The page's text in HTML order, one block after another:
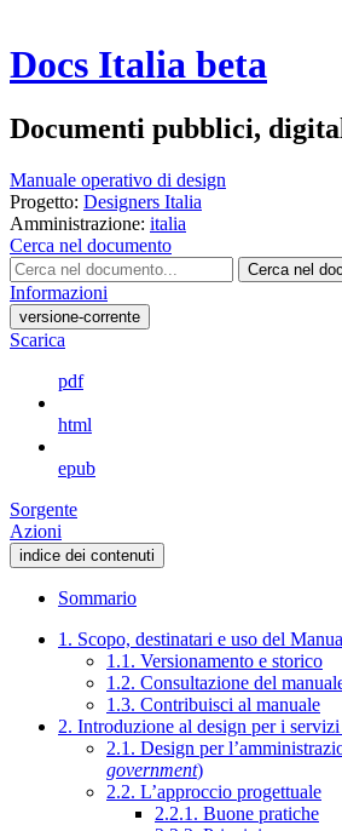
Docs Italia beta
Documenti pubblici,
Manuale operativo di design
Progetto: Designers Italia
Amministrazione: italia
Cerca nel documento
Cerca nel
Informazioni
versione-corrente
Scarica
pdf
html
epub
Sorgente
Azioni
indice dei contenuti
Sommario
1. Scopo, destinatari e uso del
1.1. Versionamento e storico
1.2. Consultazione del
1.3. Contribuisci al manuale
2. Introduzione al design per i
2.1. Design per
government)
2.2. L’approccio progettuale
2.2.1. Buone pratiche